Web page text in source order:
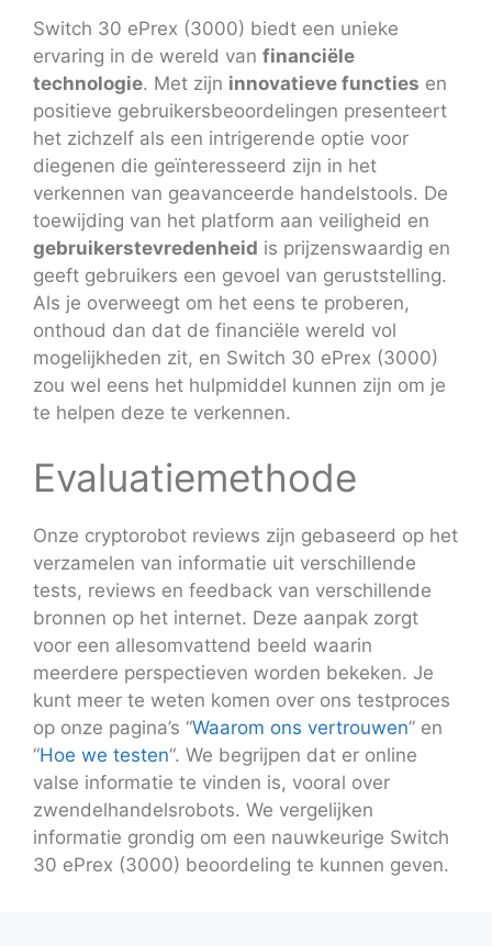
Switch 30 ePrex (3000) biedt een unieke
ervaring in de wereld van financiële
technologie. Met zijn innovatieve functies en
positieve gebruikersbeoordelingen presenteert
het zichzelf als een intrigerende optie voor
diegenen die geïnteresseerd zijn in het
verkennen van geavanceerde handelstools. De
toewijding van het platform aan veiligheid en
gebruikerstevredenheid is prijzenswaardig en
geeft gebruikers een gevoel van geruststelling.
Als je overweegt om het eens te proberen,
onthoud dan dat de financiële wereld vol
mogelijkheden zit, en Switch 30 ePrex (3000)
zou wel eens het hulpmiddel kunnen zijn om je
te helpen deze te verkennen.
Evaluatiemethode
Onze cryptorobot reviews zijn gebaseerd op het
verzamelen van informatie uit verschillende
tests, reviews en feedback van verschillende
bronnen op het internet. Deze aanpak zorgt
voor een allesomvattend beeld waarin
meerdere perspectieven worden bekeken. Je
kunt meer te weten komen over ons testproces
op onze pagina’s “Waarom ons vertrouwen” en
“Hoe we testen“. We begrijpen dat er online
valse informatie te vinden is, vooral over
zwendelhandelsrobots. We vergelijken
informatie grondig om een nauwkeurige Switch
30 ePrex (3000) beoordeling te kunnen geven.